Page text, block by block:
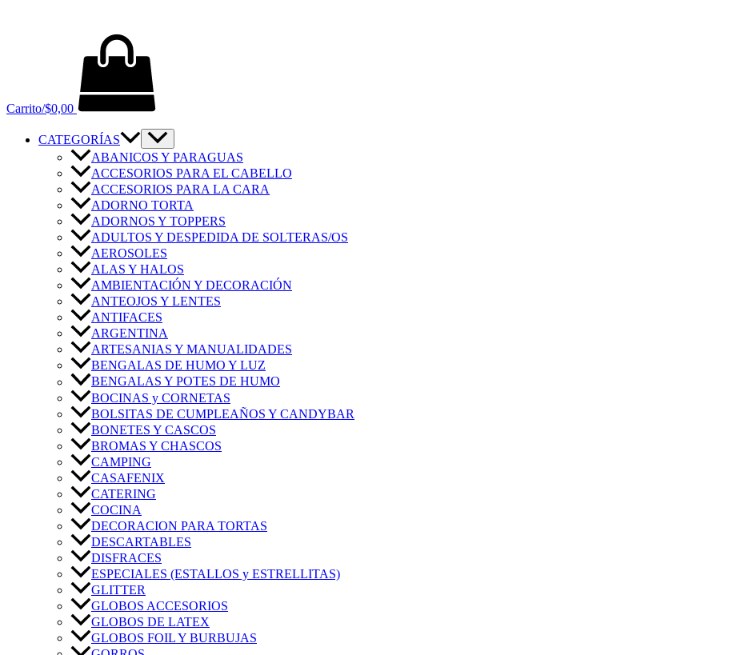
Carrito/$0,00
CATEGORÍAS
ABANICOS Y PARAGUAS
ACCESORIOS PARA EL CABELLO
ACCESORIOS PARA LA CARA
ADORNO TORTA
ADORNOS Y TOPPERS
ADULTOS Y DESPEDIDA DE SOLTERAS/OS
AEROSOLES
ALAS Y HALOS
AMBIENTACIÓN Y DECORACIÓN
ANTEOJOS Y LENTES
ANTIFACES
ARGENTINA
ARTESANIAS Y MANUALIDADES
BENGALAS DE HUMO Y LUZ
BENGALAS Y POTES DE HUMO
BOCINAS y CORNETAS
BOLSITAS DE CUMPLEAÑOS Y CANDYBAR
BONETES Y CASCOS
BROMAS Y CHASCOS
CAMPING
CASAFENIX
CATERING
COCINA
DECORACION PARA TORTAS
DESCARTABLES
DISFRACES
ESPECIALES (ESTALLOS y ESTRELLITAS)
GLITTER
GLOBOS ACCESORIOS
GLOBOS DE LATEX
GLOBOS FOIL Y BURBUJAS